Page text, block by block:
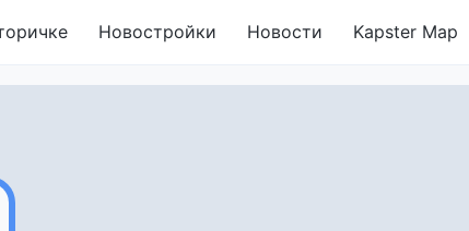
Новостройки Новости Kapster Map